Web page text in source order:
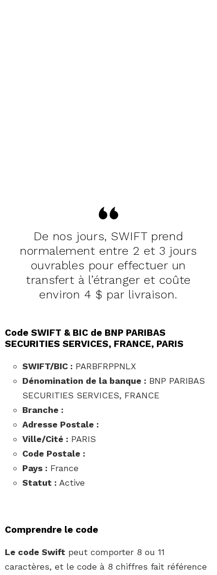
De nos jours, SWIFT prend
normalement entre 2 et 3 jours
ouvrables pour effectuer un
transfert à l’étranger et coûte
environ 4 $ par livraison.
Code SWIFT & BIC de BNP PARIBAS
SECURITIES SERVICES, FRANCE, PARIS
SWIFT/BIC : PARBFRPPNLX
Dénomination de la banque : BNP PARIBAS
SECURITIES SERVICES, FRANCE
Branche :
Adresse Postale :
Ville/Cité : PARIS
Code Postale :
Pays : France
Statut : Active
Comprendre le code
Le code Swift peut comporter 8 ou 11
caractères, et le code à 8 chiffres fait référence